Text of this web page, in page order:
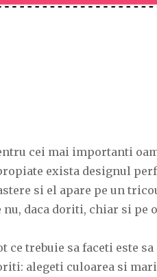
cei mai importanti
exista designul
si el apare pe un
nu, daca doriti, chiar si pe
ce trebuie sa faceti este
alegeti culoarea si